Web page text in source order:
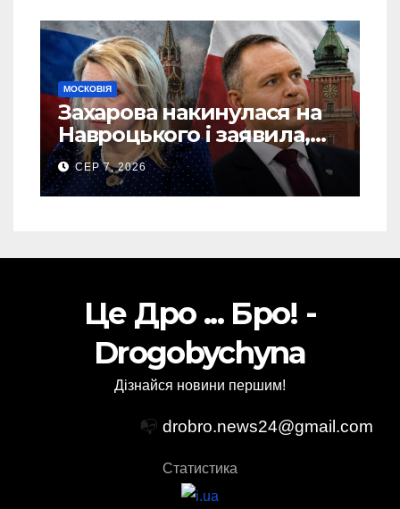
МОСКОВІЯ
Захарова накинулася на
Навроцького і заявила,
що Польща зобов’язана
існуванням Сталіну
СЕР 7, 2026
Це Дро ... Бро! -
Drogobychyna
Дізнайся новини першим!
📭 drobro.news24@gmail.com
Статистика